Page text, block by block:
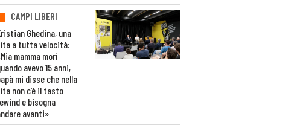
CAMPI LIBERI
Ghedina, una
a tutta velocità:
mamma morì
avevo 15 anni,
mi disse che nella
non c’è il tasto
e bisogna
avanti»